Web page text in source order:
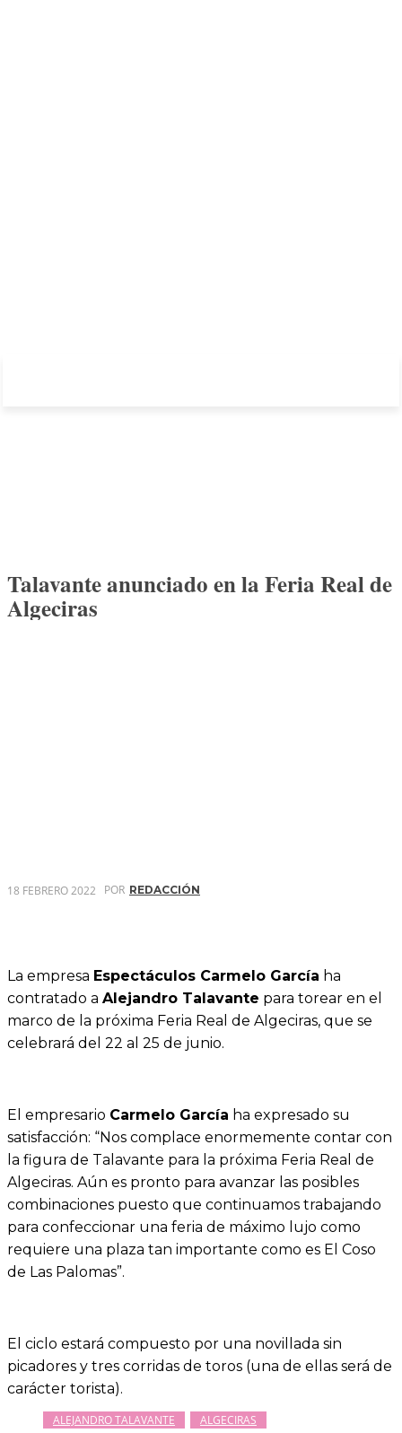
Talavante anunciado en la Feria Real de
Algeciras
18 FEBRERO 2022 POR REDACCIÓN
La empresa Espectáculos Carmelo García ha
contratado a Alejandro Talavante para torear en el
marco de la próxima Feria Real de Algeciras, que se
celebrará del 22 al 25 de junio.
El empresario Carmelo García ha expresado su
satisfacción: “Nos complace enormemente contar con
la figura de Talavante para la próxima Feria Real de
Algeciras. Aún es pronto para avanzar las posibles
combinaciones puesto que continuamos trabajando
para confeccionar una feria de máximo lujo como
requiere una plaza tan importante como es El Coso
de Las Palomas”.
El ciclo estará compuesto por una novillada sin
picadores y tres corridas de toros (una de ellas será de
carácter torista).
ALEJANDRO TALAVANTE ALGECIRAS